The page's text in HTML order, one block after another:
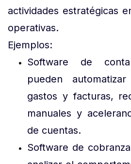
actividades estratégicas
operativas.
Ejemplos:
Software de
pueden
gastos y facturas,
manuales y
de cuentas.
Software de